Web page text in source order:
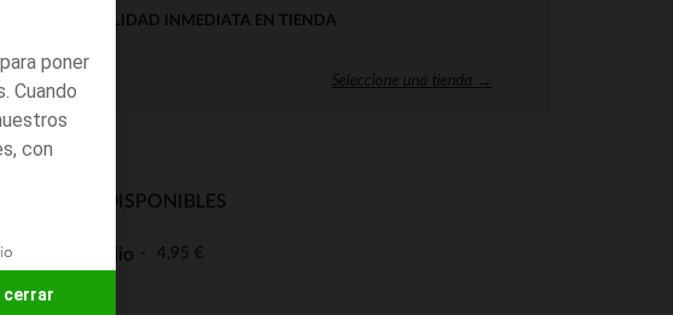
poner
Cuando
con
cerrar
DISPONIBILIDAD INMEDIATA EN TIENDA
Seleccione una tienda →
DE ENVÍO DISPONIBLES
a domicilio 4,95 €